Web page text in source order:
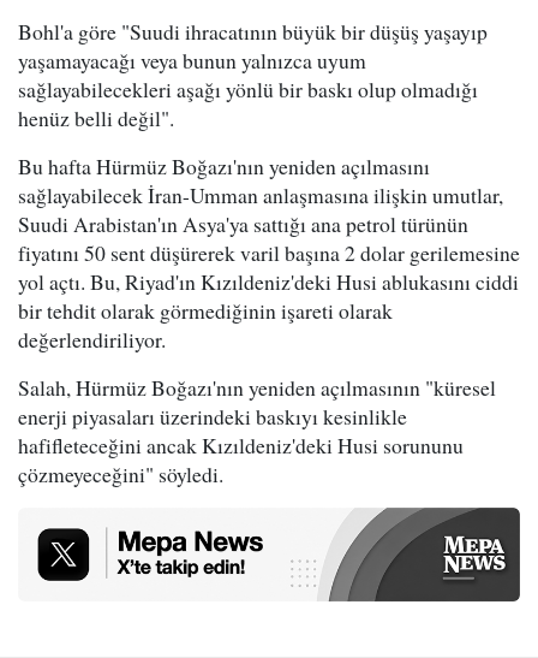
Bohl'a göre "Suudi ihracatının büyük bir düşüş yaşayıp
yaşamayacağı veya bunun yalnızca uyum
sağlayabilecekleri aşağı yönlü bir baskı olup olmadığı
henüz belli değil".
Bu hafta Hürmüz Boğazı'nın yeniden açılmasını
sağlayabilecek İran-Umman anlaşmasına ilişkin umutlar,
Suudi Arabistan'ın Asya'ya sattığı ana petrol türünün
fiyatını 50 sent düşürerek varil başına 2 dolar gerilemesine
yol açtı. Bu, Riyad'ın Kızıldeniz'deki Husi ablukasını ciddi
bir tehdit olarak görmediğinin işareti olarak
değerlendiriliyor.
Salah, Hürmüz Boğazı'nın yeniden açılmasının "küresel
enerji piyasaları üzerindeki baskıyı kesinlikle
hafifleteceğini ancak Kızıldeniz'deki Husi sorununu
çözmeyeceğini" söyledi.